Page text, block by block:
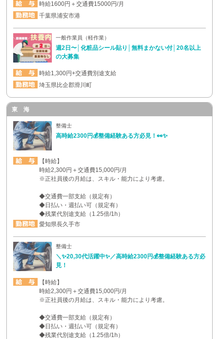
時給1600円＋交通費15000円/月
千葉県浦安市港
一般作業員（軽作業）
週2日〜│化粧品シール貼り│無料まかない付│20名以上
の大募集
時給1,300円+交通費別途支給
埼玉県比企郡滑川町
東 海
整備士
高時給2300円💰整備経験ある方必見！👀✨
【時給】
時給2,300円＋交通費15,000円/月
※正社員後の月給は、スキル・能力により考慮。
◆交通費一部支給（規定有）
◆日払い・週払い可（規定有）
◆残業代別途支給（1.25倍/1h）
愛知県長久手市
整備士
＼✨20,30代活躍中✨／高時給2300円💰整備経験ある方必
見！
【時給】
時給2,300円＋交通費15,000円/月
※正社員後の月給は、スキル・能力により考慮。
◆交通費一部支給（規定有）
◆日払い・週払い可（規定有）
◆残業代別途支給（1.25倍/1h）